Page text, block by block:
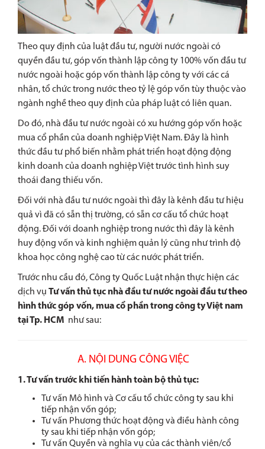
Theo quy định của luật đầu tư, người nước ngoài có
quyền đầu tư, góp vốn thành lập công ty 100% vốn đầu tư
nước ngoài hoặc góp vốn thành lập công ty với các cá
nhân, tổ chức trong nước theo tỷ lệ góp vốn tùy thuộc vào
ngành nghề theo quy định của pháp luật có liên quan.
Do đó, nhà đầu tư nước ngoài có xu hướng góp vốn hoặc
mua cổ phần của doanh nghiệp Việt Nam. Đây là hình
thức đầu tư phổ biến nhằm phát triển hoạt động động
kinh doanh của doanh nghiệp Việt trước tình hình suy
thoái đang thiếu vốn.
Đối với nhà đầu tư nước ngoài thì đây là kênh đầu tư hiệu
quả vì đã có sẵn thị trường, có sẵn cơ cấu tổ chức hoạt
động. Đối với doanh nghiệp trong nước thì đây là kênh
huy động vốn và kinh nghiệm quản lý cũng như trình độ
khoa học công nghệ cao từ các nước phát triển.
Trước nhu cầu đó, Công ty Quốc Luật nhận thực hiện các
dịch vụ Tư vấn thủ tục nhà đầu tư nước ngoài đầu tư theo
hình thức góp vốn, mua cổ phần trong công ty Việt nam
tại Tp. HCM như sau:
A. NỘI DUNG CÔNG VIỆC
1. Tư vấn trước khi tiến hành toàn bộ thủ tục:
Tư vấn Mô hình và Cơ cấu tổ chức công ty sau khi
tiếp nhận vốn góp;
Tư vấn Phương thức hoạt động và điều hành công
ty sau khi tiếp nhận vốn góp;
Tư vấn Quyền và nghĩa vụ của các thành viên/cổ